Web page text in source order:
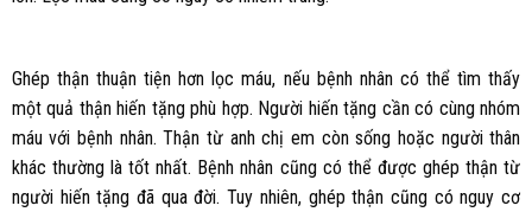
Ghép thận thuận tiện hơn lọc máu, nếu bệnh nhân có thể tìm thấy
một quả thận hiến tặng phù hợp. Người hiến tặng cần có cùng nhóm
máu với bệnh nhân. Thận từ anh chị em còn sống hoặc người thân
khác thường là tốt nhất. Bệnh nhân cũng có thể được ghép thận từ
người hiến tặng đã qua đời. Tuy nhiên, ghép thận cũng có nguy cơ